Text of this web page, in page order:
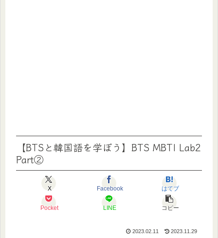
【BTSと韓国語を学ぼう】BTS MBTI Lab2
Part②
X Facebook はてブ
Pocket LINE コピー
2023.02.11 2023.11.29